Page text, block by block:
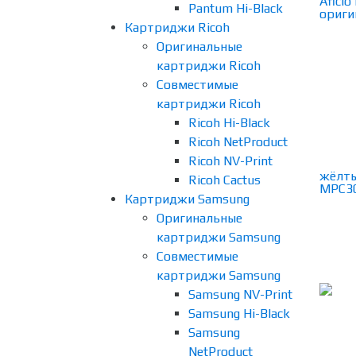
Pantum Hi-Black
Картриджи Ricoh
Оригинальные
картриджи Ricoh
Совместимые
картриджи Ricoh
Ricoh Hi-Black
Ricoh NetProduct
Ricoh NV-Print
Ricoh Cactus
Картриджи Samsung
Оригинальные
картриджи Samsung
Совместимые
картриджи Samsung
Samsung NV-Print
Samsung Hi-Black
Samsung
NetProduct